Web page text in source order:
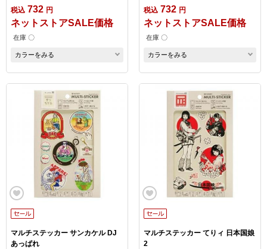
税込 732 円
ネットストアSALE価格
在庫 〇
カラーをみる
税込 732 円
ネットストアSALE価格
在庫 〇
カラーをみる
マルチステッカー サンカケル DJ
あっぱれ
マルチステッカー てりィ 日本国娘
2